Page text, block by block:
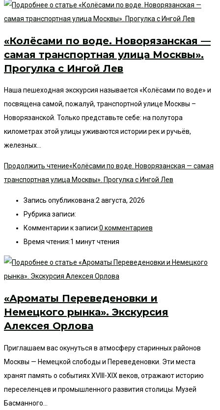
«Колёсами по воде. Новорязанская —
самая транспортная улица Москвы».
Прогулка с Ингой Лев
Наша пешеходная экскурсия называется «Колёсами по воде» и
посвящена самой, пожалуй, транспортной улице Москвы –
Новорязанской. Только представьте себе: на полутора
километрах этой улицы уживаются истории рек и ручьёв,
железных…
Продолжить чтение«Колёсами по воде. Новорязанская — самая
транспортная улица Москвы». Прогулка с Ингой Лев
Запись опубликована:2 августа, 2026
Рубрика записи:
Комментарии к записи:0 комментариев
Время чтения:1 минут чтения
«Ароматы Переведеновки и
Немецкого рынка». Экскурсия
Алексея Орлова
Приглашаем вас окунуться в атмосферу старинных районов
Москвы — Немецкой слободы и Переведеновки. Эти места
хранят память о событиях XVIII-XIX веков, отражают историю
переселенцев и промышленного развития столицы. Музей
Басманного…